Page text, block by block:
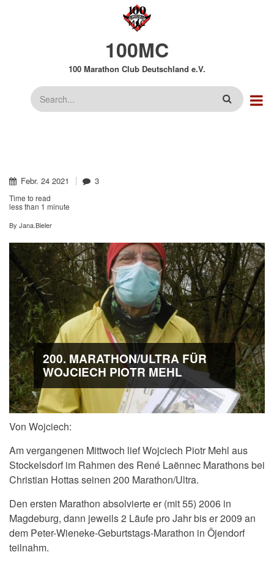
100MC
100 Marathon Club Deutschland e.V.
Suche
Febr. 24 2021 3
Time to read
less than 1 minute
By Jana.Bieler
200. MARATHON/ULTRA FÜR
WOJCIECH PIOTR MEHL
Von Wojciech:
Am vergangenen Mittwoch lief Wojciech Piotr Mehl aus
Stockelsdorf im Rahmen des René Laënnec Marathons bei
Christian Hottas seinen 200 Marathon/Ultra.
Den ersten Marathon absolvierte er (mit 55) 2006 in
Magdeburg, dann jeweils 2 Läufe pro Jahr bis er 2009 an
dem Peter-Wieneke-Geburtstags-Marathon in Öjendorf
teilnahm.